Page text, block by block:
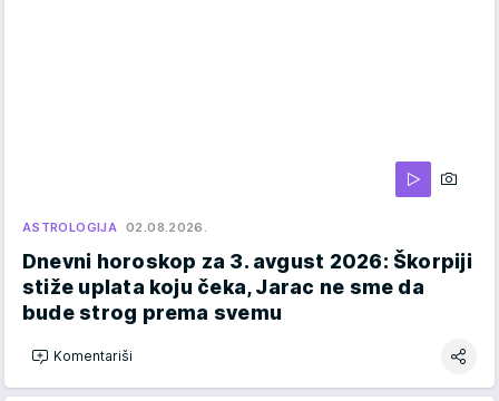
ASTROLOGIJA 02.08.2026.
Dnevni horoskop za 3. avgust 2026: Škorpiji
stiže uplata koju čeka, Jarac ne sme da
bude strog prema svemu
Komentariši